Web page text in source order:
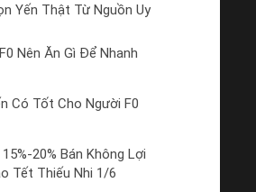
Yến Thật Từ Nguồn Uy
Nên Ăn Gì Để Nhanh
Có Tốt Cho Người F0
20% Bán Không Lợi
Tết Thiếu Nhi 1/6